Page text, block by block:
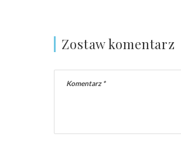
Zostaw komentarz